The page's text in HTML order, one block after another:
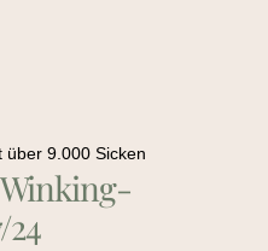
über 9.000 Sicken